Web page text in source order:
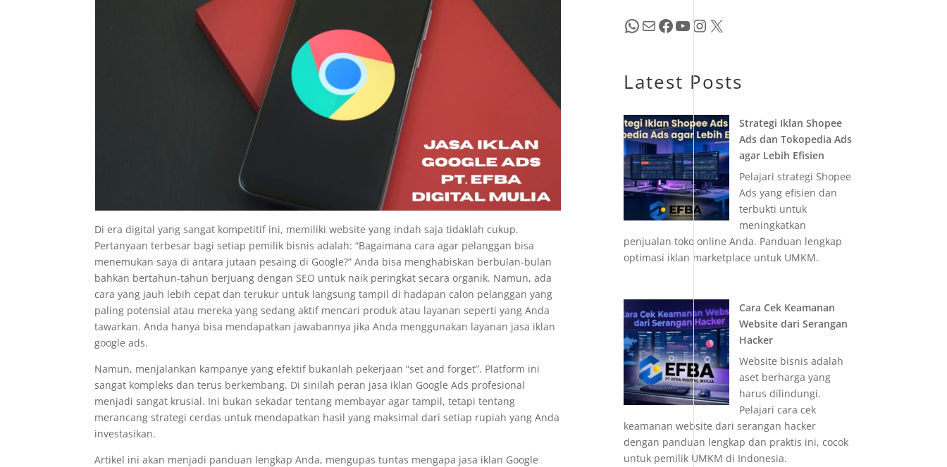
Di era digital yang sangat kompetitif ini, memiliki website yang indah saja tidaklah cukup.
Pertanyaan terbesar bagi setiap pemilik bisnis adalah: “Bagaimana cara agar pelanggan bisa
menemukan saya di antara jutaan pesaing di Google?” Anda bisa menghabiskan berbulan-bulan
bahkan bertahun-tahun berjuang dengan SEO untuk naik peringkat secara organik. Namun, ada
cara yang jauh lebih cepat dan terukur untuk langsung tampil di hadapan calon pelanggan yang
paling potensial atau mereka yang sedang aktif mencari produk atau layanan seperti yang Anda
tawarkan. Anda hanya bisa mendapatkan jawabannya jika Anda menggunakan layanan jasa iklan
google ads.
Namun, menjalankan kampanye yang efektif bukanlah pekerjaan “set and forget”. Platform ini
sangat kompleks dan terus berkembang. Di sinilah peran jasa iklan Google Ads profesional
menjadi sangat krusial. Ini bukan sekadar tentang membayar agar tampil, tetapi tentang
merancang strategi cerdas untuk mendapatkan hasil yang maksimal dari setiap rupiah yang Anda
investasikan.
Artikel ini akan menjadi panduan lengkap Anda, mengupas tuntas mengapa jasa iklan Google
WhatsApp Mail Facebook YouTube InstagramX
Latest Posts
Strategi Iklan Shopee
Ads dan Tokopedia Ads
agar Lebih Efisien
Pelajari strategi Shopee
Ads yang efisien dan
terbukti untuk
meningkatkan
penjualan toko online Anda. Panduan lengkap
optimasi iklan marketplace untuk UMKM.
Cara Cek Keamanan
Website dari Serangan
Hacker
Website bisnis adalah
aset berharga yang
harus dilindungi.
Pelajari cara cek
keamanan website dari serangan hacker
dengan panduan lengkap dan praktis ini, cocok
untuk pemilik UMKM di Indonesia.